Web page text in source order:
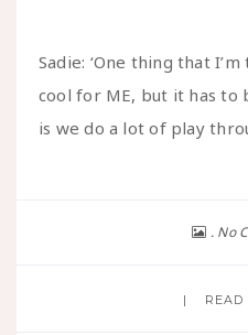
Sadie: ‘One thing that
cool for ME, but it has to
is we do a lot of play
No
READ